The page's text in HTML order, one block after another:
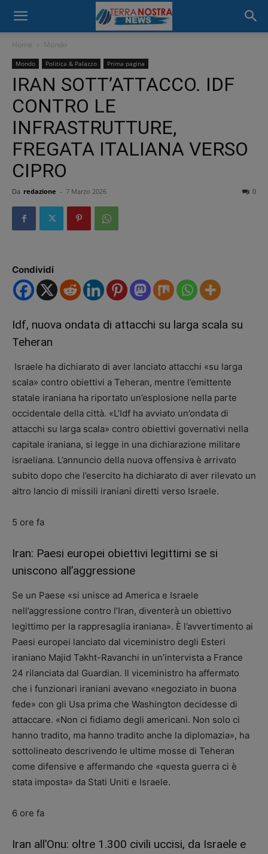
Home Mondo
Mondo Politica & Palazzo Prima pagina
IRAN SOTT’ATTACCO. IDF
CONTRO LE
INFRASTRUTTURE,
FREGATA ITALIANA VERSO
CIPRO
Da redazione - 7 Marzo 2026 0
Condividi
Idf, nuova ondata di attacchi su larga scala su
Teheran
Israele ha dichiarato di aver lanciato attacchi «su larga
scala» contro obiettivi a Teheran, mentre l’emittente
statale iraniana ha riportato un’esplosione nella parte
occidentale della città. «L’Idf ha avviato un’ondata di
attacchi su larga scala» contro obiettivi governativi nella
capitale iraniana, si legge in una dichiarazione militare
israeliana. L’annuncio della nuova offensiva è arrivato
subito dopo che l’esercito ha dichiarato di aver rilevato un
altro lancio di missili iraniani diretti verso Israele.
5 ore fa
Iran: Paesi europei obiettivi legittimi se si
uniscono all’aggressione
Se un Paese «si unisce ad America e Israele
nell’aggressione contro l’Iran, diventerà un obiettivo
legittimo per la rappresaglia iraniana». È l’avvertimento ai
Paesi europei lanciato dal viceministro degli Esteri
iraniano Majid Takht-Ravanchi in un’intervista a France
24 rilanciata dal Guardian. Il viceministro ha affermato
che i funzionari iraniani avevano «negoziato in buona
fede» con gli Usa prima che Washington decidesse di
attaccare. «Non ci fidiamo degli americani. Non solo ci
hanno tradito, ma hanno tradito anche la diplomazia», ha
sottolineato descrivendo le ultime mosse di Teheran
come difensive e affermando che «questa guerra ci è
stata imposta» da Stati Uniti e Israele.
6 ore fa
Iran all’Onu: oltre 1.300 civili uccisi, da Israele e